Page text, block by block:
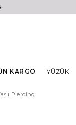
KARGO YÜZÜK
Piercing